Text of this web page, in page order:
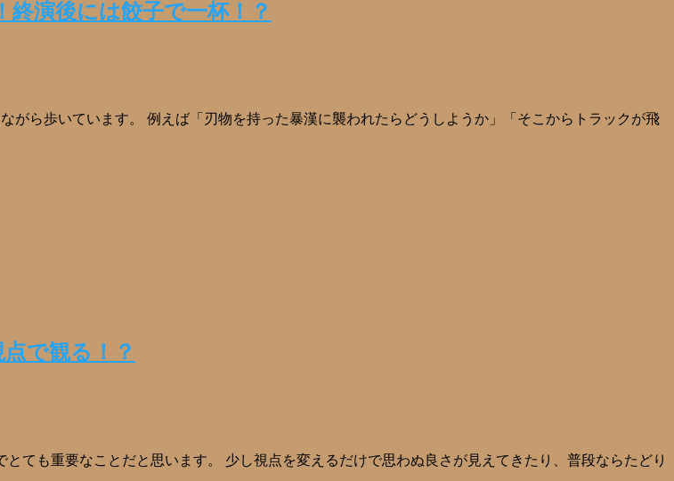
演後には餃子で一杯！？
がら歩いています。 例えば「刃物を持った暴漢に襲われたらどうしようか」「そこからトラックが飛
で観る！？
ても重要なことだと思います。 少し視点を変えるだけで思わぬ良さが見えてきたり、普段ならたどり